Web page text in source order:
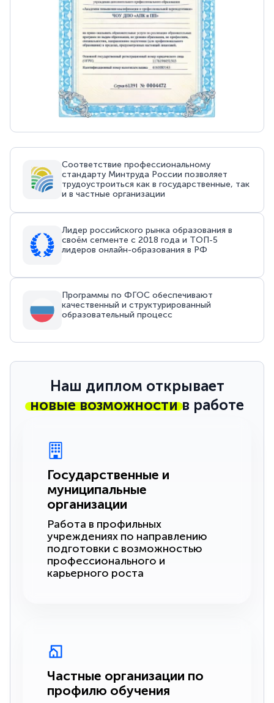
Соответствие профессиональному
стандарту Минтруда России позволяет
трудоустроиться как в государственные, так
и в частные организации
Лидер российского рынка образования в
своём сегменте с 2018 года и ТОП-5
лидеров онлайн-образования в РФ
Программы по ФГОС обеспечивают
качественный и структурированный
образовательный процесс
Наш диплом открывает
новые возможностив работе
Государственные и
муниципальные
организации
Работа в профильных
учреждениях по направлению
подготовки с возможностью
профессионального и
карьерного роста
Частные организации по
профилю обучения